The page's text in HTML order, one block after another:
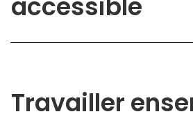
accessible
Travailler